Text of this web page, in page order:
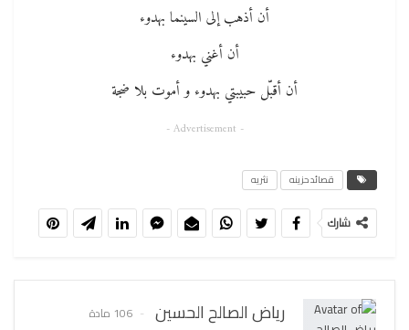
أن أذهب إلى السينما بهدوء
أن أغني بهدوء
أن أقبّل حبيبتي بهدوء و أموت بلا ضجة
- Advertisement -
قصائد حزينه نثريه
شارك
رياض الصالح الحسين 106 مادة